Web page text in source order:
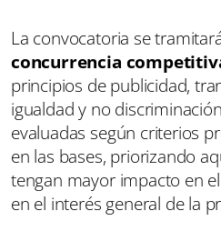
La convocatoria se
concurrencia
principios de publicidad,
igualdad y no
evaluadas según criterios
en las bases, priorizando
tengan mayor impacto en
en el interés general de la